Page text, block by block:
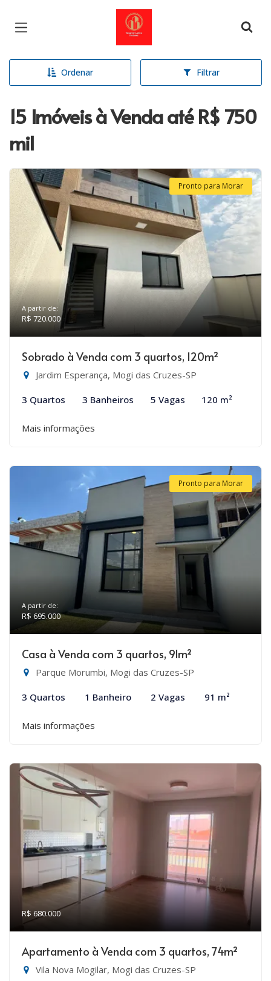
Página inicial
Ordenar Filtrar
15 Imóveis à Venda até R$ 750
mil
Pronto para Morar
A partir de:
R$ 720.000
Sobrado à Venda com 3 quartos, 120m²
Jardim Esperança, Mogi das Cruzes-SP
3 Quartos 3 Banheiros 5 Vagas 120 m²
Mais informações
Pronto para Morar
A partir de:
R$ 695.000
Casa à Venda com 3 quartos, 91m²
Parque Morumbi, Mogi das Cruzes-SP
3 Quartos 1 Banheiro 2 Vagas 91 m²
Mais informações
R$ 680.000
Apartamento à Venda com 3 quartos, 74m²
Vila Nova Mogilar, Mogi das Cruzes-SP